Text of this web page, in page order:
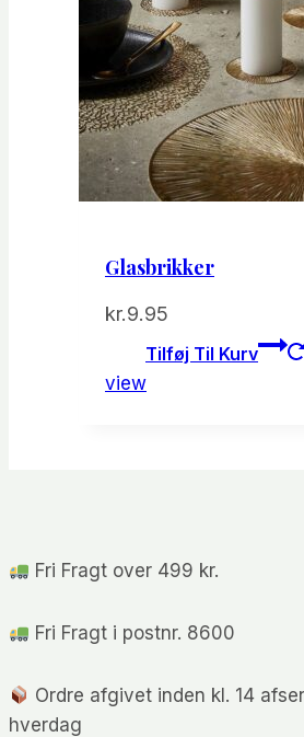
Glasbrikker
kr.9.95
Tilføj Til Kurv
view
Fri Fragt over 499 kr.
Fri Fragt i postnr. 8600
Ordre afgivet inden kl. 14
hverdag